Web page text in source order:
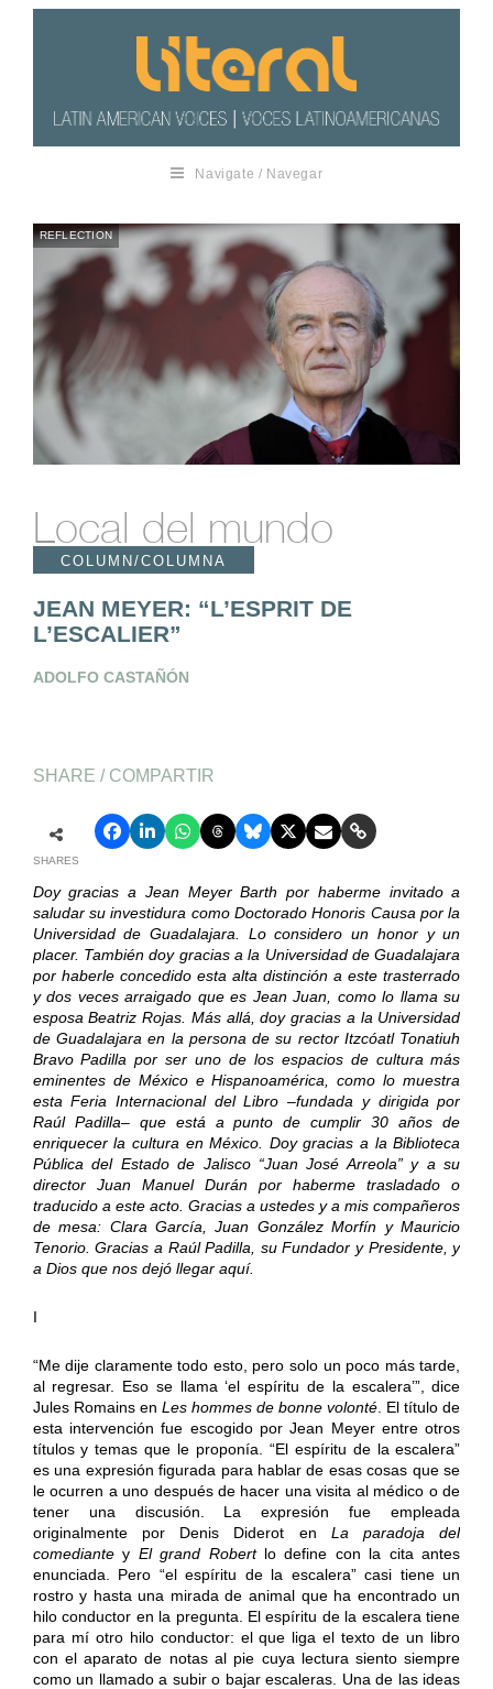
Navigate / Navegar
REFLECTION
Local del mundo
COLUMN/COLUMNA
JEAN MEYER: “L’ESPRIT DE
L’ESCALIER”
ADOLFO CASTAÑÓN
SHARE / COMPARTIR
SHARES
Doy gracias a Jean Meyer Barth por haberme invitado a
saludar su investidura como Doctorado Honoris Causa por la
Universidad de Guadalajara. Lo considero un honor y un
placer. También doy gracias a la Universidad de Guadalajara
por haberle concedido esta alta distinción a este trasterrado
y dos veces arraigado que es Jean Juan, como lo llama su
esposa Beatriz Rojas. Más allá, doy gracias a la Universidad
de Guadalajara en la persona de su rector Itzcóatl Tonatiuh
Bravo Padilla por ser uno de los espacios de cultura más
eminentes de México e Hispanoamérica, como lo muestra
esta Feria Internacional del Libro –fundada y dirigida por
Raúl Padilla– que está a punto de cumplir 30 años de
enriquecer la cultura en México. Doy gracias a la Biblioteca
Pública del Estado de Jalisco “Juan José Arreola” y a su
director Juan Manuel Durán por haberme trasladado o
traducido a este acto. Gracias a ustedes y a mis compañeros
de mesa: Clara García, Juan González Morfín y Mauricio
Tenorio. Gracias a Raúl Padilla, su Fundador y Presidente, y
a Dios que nos dejó llegar aquí.
I
“Me dije claramente todo esto, pero solo un poco más tarde,
al regresar. Eso se llama ‘el espíritu de la escalera’”, dice
Jules Romains en Les hommes de bonne volonté . El título de
esta intervención fue escogido por Jean Meyer entre otros
títulos y temas que le proponía. “El espíritu de la escalera”
es una expresión figurada para hablar de esas cosas que se
le ocurren a uno después de hacer una visita al médico o de
tener una discusión. La expresión fue empleada
originalmente por Denis Diderot en La paradoja del
comediantey El grand Robertlo define con la cita antes
enunciada. Pero “el espíritu de la escalera” casi tiene un
rostro y hasta una mirada de animal que ha encontrado un
hilo conductor en la pregunta. El espíritu de la escalera tiene
para mí otro hilo conductor: el que liga el texto de un libro
con el aparato de notas al pie cuya lectura siento siempre
como un llamado a subir o bajar escaleras. Una de las ideas